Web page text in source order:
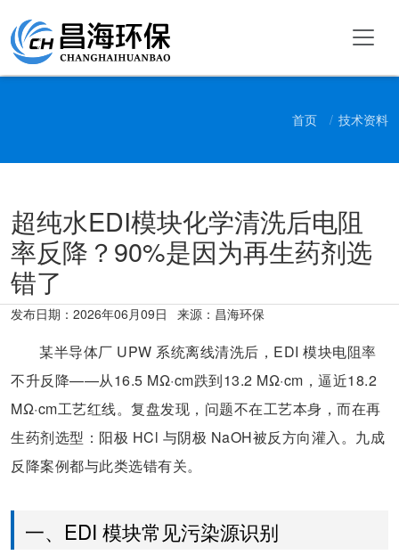
首页 技术资料
超纯水EDI模块化学清洗后电阻
率反降？90%是因为再生药剂选
错了
发布日期： 2026年06月09日 来源：昌海环保
某半导体厂 UPW 系统离线清洗后，EDI 模块电阻率
不升反降——从16.5 MΩ·cm跌到13.2 MΩ·cm，逼近18.2
MΩ·cm工艺红线。复盘发现，问题不在工艺本身，而在再
生药剂选型：阳极 HCl 与阴极 NaOH被反方向灌入。九成
反降案例都与此类选错有关。
一、EDI 模块常见污染源识别